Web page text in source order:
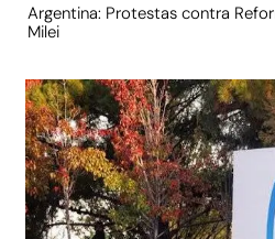
Argentina: Protestas contra
Milei